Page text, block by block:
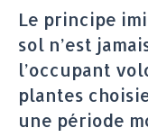
Le principe
sol n’est
l’occupant
plantes
une période